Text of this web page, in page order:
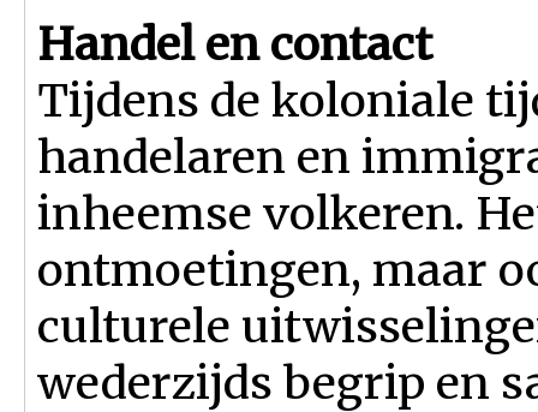
Handel en contact
Tijdens de koloniale
handelaren en
inheemse volkeren.
ontmoetingen, maar
culturele
wederzijds begrip en